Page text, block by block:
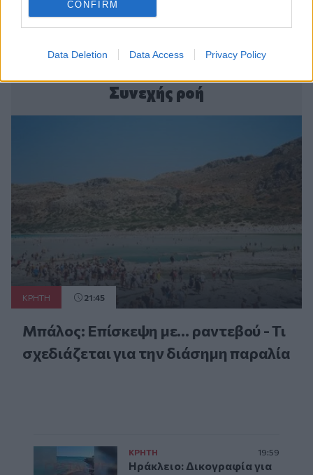
CONFIRM
Data Deletion Data Access Privacy Policy
Συνεχής ροή
ΚΡΗΤΗ 21:45
Μπάλος: Επίσκεψη με… ραντεβού - Τι
σχεδιάζεται για την διάσημη παραλία
ΚΡΗΤΗ 19:59
Ηράκλειο: Δικογραφία για